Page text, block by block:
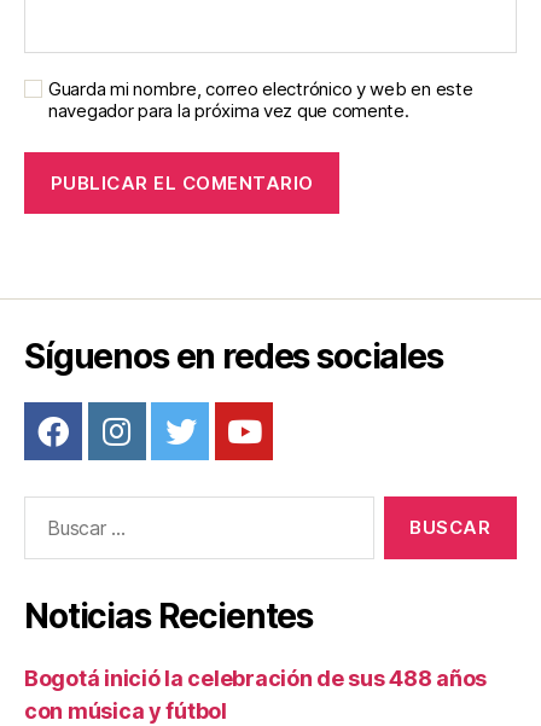
Guarda mi nombre, correo electrónico y web en este
navegador para la próxima vez que comente.
Síguenos en redes sociales
Noticias Recientes
Bogotá inició la celebración de sus 488 años
con música y fútbol